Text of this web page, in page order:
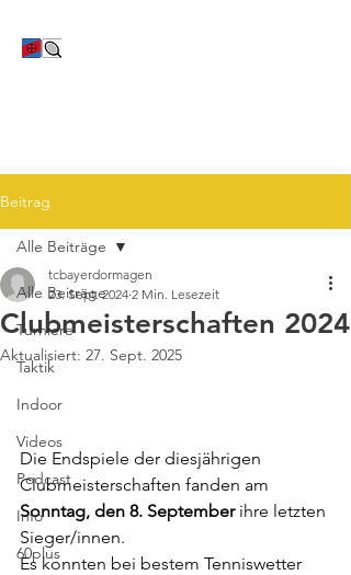
Beitrag
Alle Beiträge
Turniere
Taktik
Indoor
Videos
Podcast
Info
60plus
Alle Beiträge
Clubmeisterschaften 2024
tcbayerdormagen
23. Sept. 2024 2 Min. Lesezeit
Aktualisiert: 27. Sept. 2025
Die Endspiele der diesjährigen
Clubmeisterschaften fanden am
Sonntag, den 8. September ihre letzten
Sieger/innen.
Es konnten bei bestem Tenniswetter